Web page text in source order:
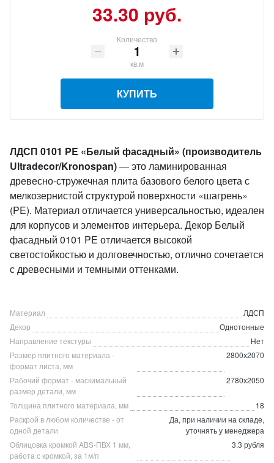
33.30 руб.
Количество
кв.м
КУПИТЬ
ЛДСП 0101 PE «Белый фасадный» (производитель
Ultradecor/Kronospan)— это ламинированная
древесно-стружечная плита базового белого цвета с
мелкозернистой структурой поверхности «шагрень»
(PE). Материал отличается универсальностью, идеален
для корпусов и элементов интерьера. Декор Белый
фасадный 0101 PE отличается высокой
светостойкостью и долговечностью, отлично сочетается
с древесными и темными оттенками.
Материал
ЛДСП
Декор
Однотонные
Направление текстуры
Нет
Размер плитного материала -
формат листа, мм
2800х2070
Рабочий формат - маскимальный
размер детали, мм
2780х2050
Толщина плитного материала, мм
18
Раскрой в любом количестве - от
одной детали
Да, при наличии на складе,
уточнять у менеджера
Облицовка кромкой ABS-ПВХ 1 мм,
работа с кромкой, за 1м/п
3.3 рубля